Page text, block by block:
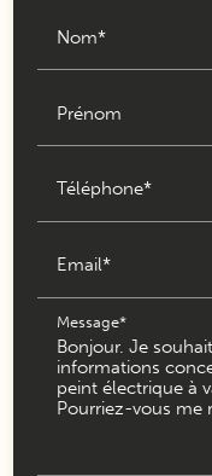
Nom*
Prénom
Téléphone*
Email*
Message*